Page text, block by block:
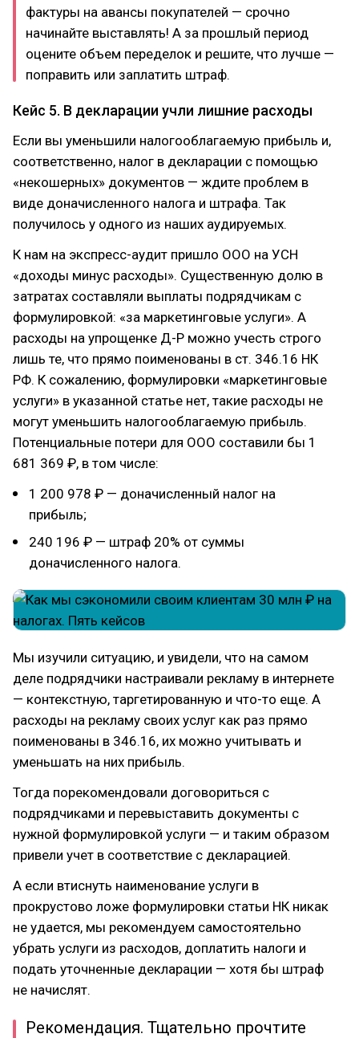
фактуры на авансы покупателей — срочно
начинайте выставлять! А за прошлый период
оцените объем переделок и решите, что лучше —
поправить или заплатить штраф.
Кейс 5. В декларации учли лишние расходы
Если вы уменьшили налогооблагаемую прибыль и,
соответственно, налог в декларации с помощью
«некошерных» документов — ждите проблем в
виде доначисленного налога и штрафа. Так
получилось у одного из наших аудируемых.
К нам на экспресс-аудит пришло ООО на УСН
«доходы минус расходы». Существенную долю в
затратах составляли выплаты подрядчикам с
формулировкой: «за маркетинговые услуги». А
расходы на упрощенке Д-Р можно учесть строго
лишь те, что прямо поименованы в ст. 346.16 НК
РФ. К сожалению, формулировки «маркетинговые
услуги» в указанной статье нет, такие расходы не
могут уменьшить налогооблагаемую прибыль.
Потенциальные потери для ООО составили бы 1
681 369 ₽, в том числе:
1 200 978 ₽ — доначисленный налог на
прибыль;
240 196 ₽ — штраф 20% от суммы
доначисленного налога.
Мы изучили ситуацию, и увидели, что на самом
деле подрядчики настраивали рекламу в интернете
— контекстную, таргетированную и что-то еще. А
расходы на рекламу своих услуг как раз прямо
поименованы в 346.16, их можно учитывать и
уменьшать на них прибыль.
Тогда порекомендовали договориться с
подрядчиками и перевыставить документы с
нужной формулировкой услуги — и таким образом
привели учет в соответствие с декларацией.
А если втиснуть наименование услуги в
прокрустово ложе формулировки статьи НК никак
не удается, мы рекомендуем самостоятельно
убрать услуги из расходов, доплатить налоги и
подать уточненные декларации — хотя бы штраф
не начислят.
Рекомендация. Тщательно прочтите